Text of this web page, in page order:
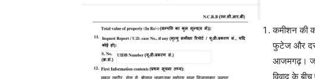
कमीशन की
फुटेज और
आजमगढ़।
विवाद के